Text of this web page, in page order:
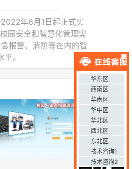
年6月1日起正式实
园安全和智慧化管理需
报警、消防等在内的智
。
华东区
西南区
华南区
华中区
华北区
西北区
东北区
技术咨询1
技术咨询2